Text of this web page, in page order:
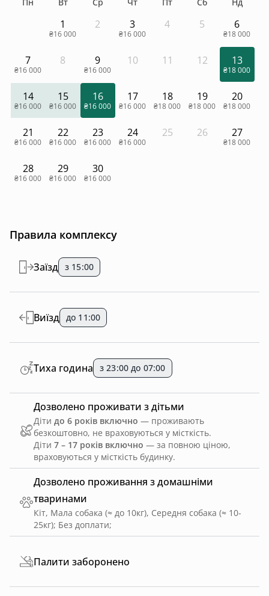
1
₴16 000
2 3
₴16 000
4 5 6
₴18 000
7
₴16 000
8 9
₴16 000
10 11 12 13
₴18 000
14
₴16 000
15
₴16 000
16
₴16 000
17
₴16 000
18
₴18 000
19
₴18 000
20
₴18 000
21
₴16 000
22
₴16 000
23
₴16 000
24
₴16 000
25 26 27
₴18 000
28
₴16 000
29
₴16 000
30
₴16 000
Правила комплексу
Дозволено проживання з домашніми
тваринами
Кіт, Мала собака (≈ до 10кг), Середня собака (≈ 10-
25кг); Без доплати;
Заїзд з 15:00
Виїзд до 11:00
Дозволено проживати з дітьми
Діти до 6 років включно — проживають
безкоштовно, не враховуються у місткість.
Діти 7 – 17 років включно — за повною ціною,
враховуються у місткість будинку.
Тиха година з 23:00 до 07:00
Палити заборонено